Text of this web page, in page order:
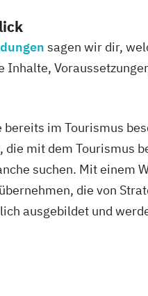
sagen wir dir,
im Tourismus
mit dem Tourismus
suchen. Mit einem
die von
ausgebildet und